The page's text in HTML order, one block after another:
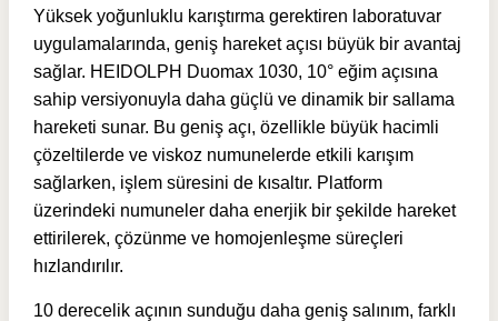
Yüksek yoğunluklu karıştırma gerektiren laboratuvar
uygulamalarında, geniş hareket açısı büyük bir avantaj
sağlar. HEIDOLPH Duomax 1030, 10° eğim açısına
sahip versiyonuyla daha güçlü ve dinamik bir sallama
hareketi sunar. Bu geniş açı, özellikle büyük hacimli
çözeltilerde ve viskoz numunelerde etkili karışım
sağlarken, işlem süresini de kısaltır. Platform
üzerindeki numuneler daha enerjik bir şekilde hareket
ettirilerek, çözünme ve homojenleşme süreçleri
hızlandırılır.
10 derecelik açının sunduğu daha geniş salınım, farklı